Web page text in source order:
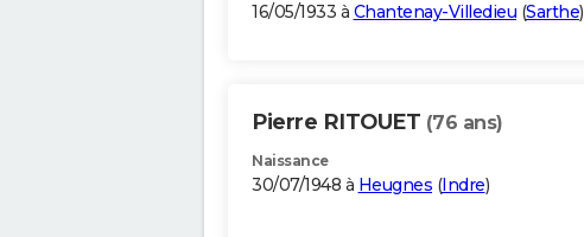
16/05/1933 à Chantenay-Villedieu (Sarthe)
Pierre RITOUET (76 ans)
Naissance
30/07/1948 à Heugnes (Indre)